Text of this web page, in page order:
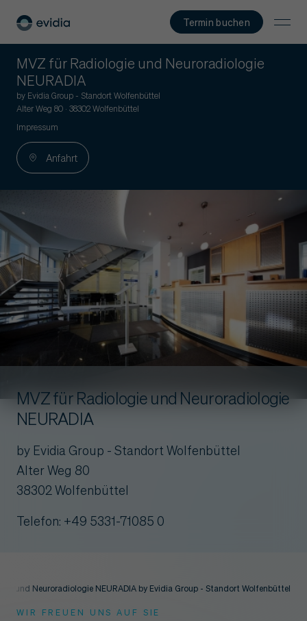
Termin buchen
MVZ für Radiologie und Neuroradiologie
NEURADIA
by Evidia Group - Standort Wolfenbüttel
Alter Weg 80 · 38302 Wolfenbüttel
Impressum
Anfahrt
MVZ für Radiologie und Neuroradiologie
NEURADIA
by Evidia Group - Standort Wolfenbüttel
Alter Weg 80
38302 Wolfenbüttel
Telefon: +49 5331-71085 0
und Neuroradiologie NEURADIA by Evidia Group - Standort Wolfenbüttel
WIR FREUEN UNS AUF SIE